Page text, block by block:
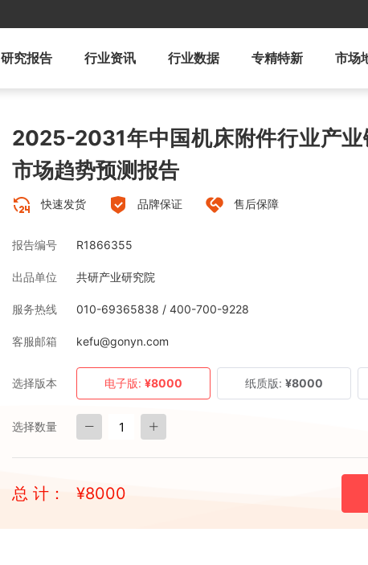
研究报告 行业资讯 行业数据 专精特新 市场
2025-2031年中国机床附件行业产业
市场趋势预测报告
快速发货 品牌保证 售后保障
报告编号 R1866355
出品单位 共研产业研究院
服务热线 010-69365838 / 400-700-9228
客服邮箱 kefu@gonyn.com
选择版本 电子版: ¥8000 纸质版: ¥8000
选择数量
总 计： ¥8000